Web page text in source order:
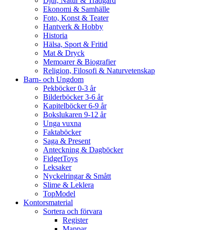
Ekonomi & Samhälle
Foto, Konst & Teater
Hantverk & Hobby
Historia
Hälsa, Sport & Fritid
Mat & Dryck
Memoarer & Biografier
Religion, Filosofi & Naturvetenskap
Barn- och Ungdom
Pekböcker 0-3 år
Bilderböcker 3-6 år
Kapitelböcker 6-9 år
Bokslukaren 9-12 år
Unga vuxna
Faktaböcker
Saga & Present
Anteckning & Dagböcker
FidgetToys
Leksaker
Nyckelringar & Smått
Slime & Leklera
TopModel
Kontorsmaterial
Sortera och förvara
Register